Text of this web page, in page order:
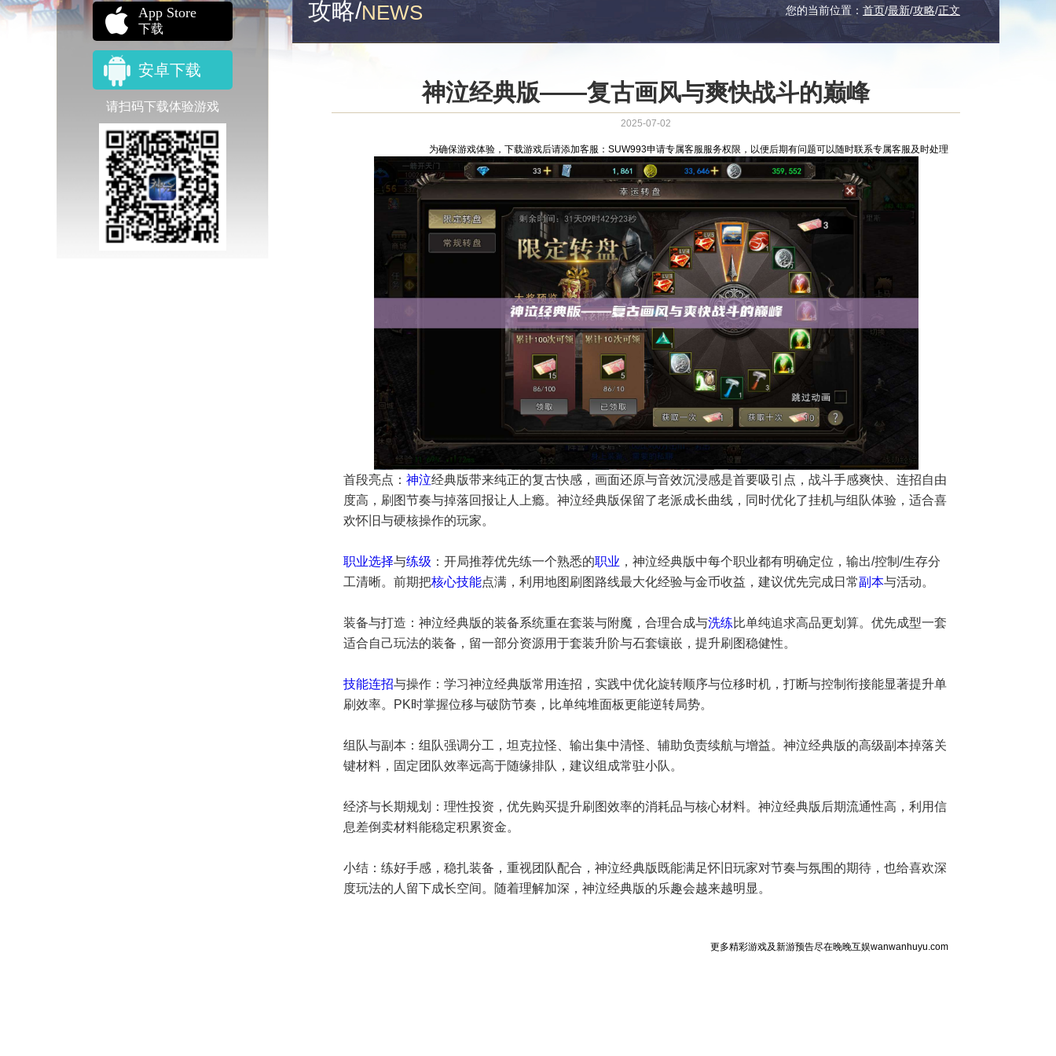
App Store
下载
安卓下载
请扫码下载体验游戏
攻略/NEWS 您的当前位置： 首页/最新/攻略/正文
神泣经典版——复古画风与爽快战斗的巅峰
2025-07-02
为确保游戏体验，下载游戏后请添加客服：SUW993申请专属客服服务权限，以便后期有问题可以随时联系专属客服及时处理
首段亮点： 神泣经典版带来纯正的复古快感，画面还原与音效沉浸感是首要吸引点，战斗手感爽快、连招自由
度高，刷图节奏与掉落回报让人上瘾。神泣经典版保留了老派成长曲线，同时优化了挂机与组队体验，适合喜
欢怀旧与硬核操作的玩家。
职业选择与练级 ：开局推荐优先练一个熟悉的职业 ，神泣经典版中每个职业都有明确定位，输出/控制/生存分
工清晰。前期把核心技能点满，利用地图刷图路线最大化经验与金币收益，建议优先完成日常副本与活动。
装备与打造：神泣经典版的装备系统重在套装与附魔，合理合成与洗练比单纯追求高品更划算。优先成型一套
适合自己玩法的装备，留一部分资源用于套装升阶与石套镶嵌，提升刷图稳健性。
技能连招与操作：学习神泣经典版常用连招，实践中优化旋转顺序与位移时机，打断与控制衔接能显著提升单
刷效率。PK时掌握位移与破防节奏，比单纯堆面板更能逆转局势。
组队与副本：组队强调分工，坦克拉怪、输出集中清怪、辅助负责续航与增益。神泣经典版的高级副本掉落关
键材料，固定团队效率远高于随缘排队，建议组成常驻小队。
经济与长期规划：理性投资，优先购买提升刷图效率的消耗品与核心材料。神泣经典版后期流通性高，利用信
息差倒卖材料能稳定积累资金。
小结：练好手感，稳扎装备，重视团队配合，神泣经典版既能满足怀旧玩家对节奏与氛围的期待，也给喜欢深
度玩法的人留下成长空间。随着理解加深，神泣经典版的乐趣会越来越明显。
更多精彩游戏及新游预告尽在晚晚互娱wanwanhuyu.com